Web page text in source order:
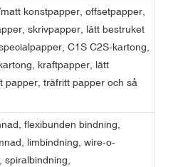
konstpapper, offsetpapper,
skrivpapper, lätt bestruket
C1S C2S-kartong,
kraftpapper, lätt
papper, träfritt papper och så
flexibunden bindning,
limbindning, wire-o-
spiralbindning,